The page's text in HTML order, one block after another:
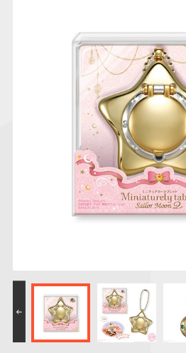
LINK TRAVELERS
仮面ライダーシリー
PROJECT R.E.D.・
スーパー戦隊シリー
ズ
プリキュアシリ
ガンダムシリー
ポケットモンス
チョコボックス
キャラパキ
つりグミ
チョコサプ
にふぉるめーし
＆スクエアシー
SMPシリーズ